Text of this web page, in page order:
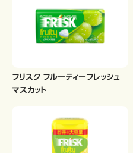
フリスク フルーティーフレッシュ
マスカット